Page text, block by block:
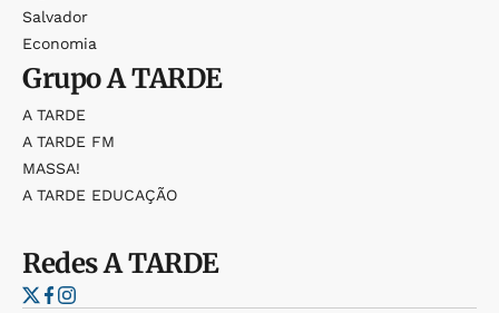
Salvador
Economia
GrupoA TARDE
A TARDE
A TARDE FM
MASSA!
A TARDE EDUCAÇÃO
RedesA TARDE